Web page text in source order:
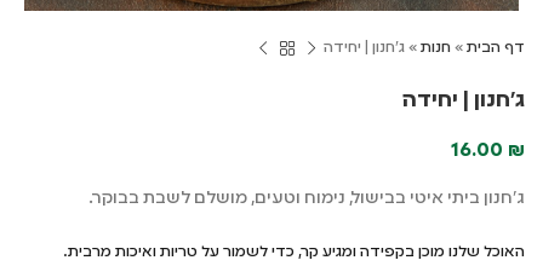
דף הבית » חנות » ג'חנון | יחידה
ג'חנון | יחידה
16.00 ₪
ג'חנון ביתי איטי בבישול, נימוח וטעים, מושלם לשבת בבוקר.
האוכל שלנו מוכן בקפידה ומגיע קר, כדי לשמור על טריות ואיכות מרבית.